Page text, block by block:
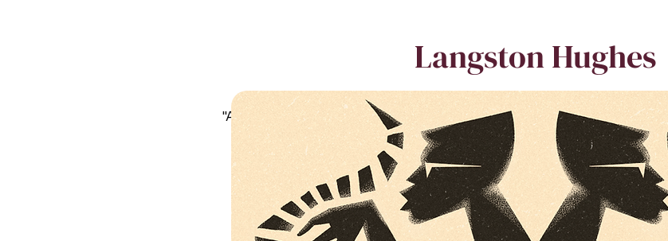
Langston Hughes
"A Noiva do Mar" é um projeto de ópera dirigido por Jaoa de Mello
do Theatro Municipal de São Paulo, realizando 3